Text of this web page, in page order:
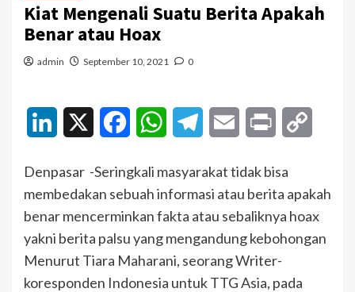
Kiat Mengenali Suatu Berita Apakah
Benar atau Hoax
admin September 10, 2021 0
LinkedIn FacebookWhatsAppTelegramEmail Print
Denpasar -Seringkali masyarakat tidak bisa
membedakan sebuah informasi atau berita apakah
benar mencerminkan fakta atau sebaliknya hoax
yakni berita palsu yang mengandung kebohongan
Menurut Tiara Maharani, seorang Writer-
koresponden Indonesia untuk TTG Asia, pada